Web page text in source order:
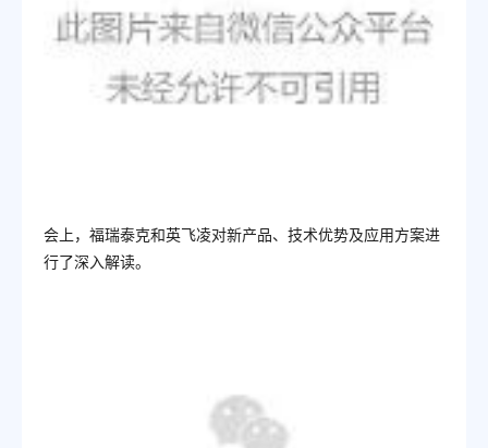
会上， 福瑞泰克和英飞凌对新产品、技术优势及应用方案进
行了深入解读。